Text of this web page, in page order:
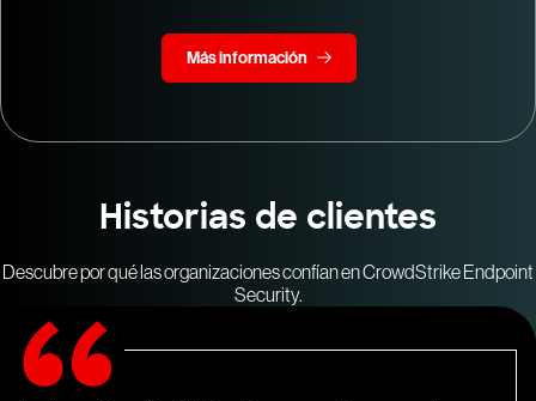
Más información
Historias de clientes
Descubre por qué las organizaciones confían en CrowdStrike Endpoint
Security.